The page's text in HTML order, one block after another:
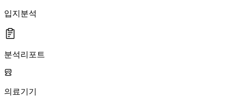
입지분석
분석리포트
의료기기